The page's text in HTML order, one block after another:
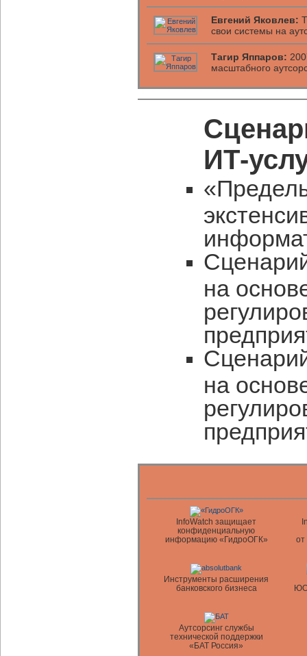
Евгений Яковлев:
свои системы на
Тагир Яппаров:
масштабного
ИТ-
на
на
InfoWatch защищает
конфиденциальную
информацию «ГидроОГК»
от
Инструменты расширения
банковского бизнеса
Аутсорсинг службы
технической поддержки
«БАТ Россия»